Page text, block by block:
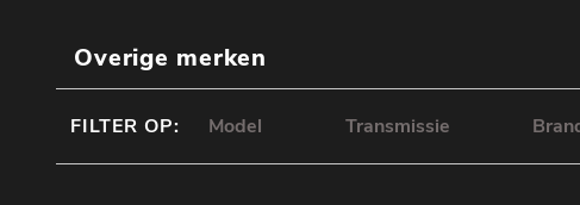
Overige merken
FILTER OP: